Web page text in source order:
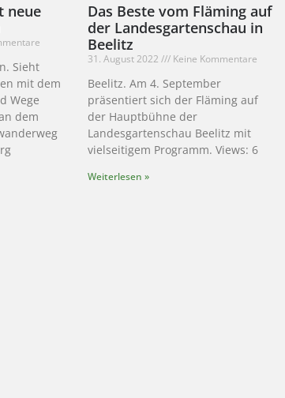
neue
Sieht
mit dem
Wege
dem
Das Beste vom Fläming auf
der Landesgartenschau in
Beelitz
31. August 2022 Keine Kommentare
Beelitz. Am 4. September
präsentiert sich der Fläming auf
der Hauptbühne der
Landesgartenschau Beelitz mit
vielseitigem Programm. Views: 6
Weiterlesen »